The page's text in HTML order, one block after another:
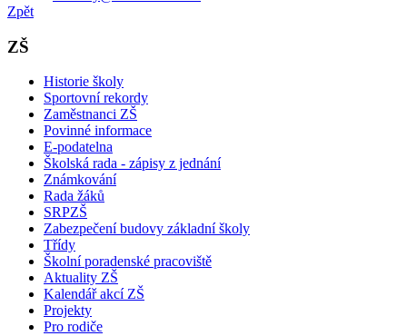
Zpět
ZŠ
Historie školy
Sportovní rekordy
Zaměstnanci ZŠ
Povinné informace
E-podatelna
Školská rada - zápisy z jednání
Známkování
Rada žáků
SRPZŠ
Zabezpečení budovy základní školy
Třídy
Školní poradenské pracoviště
Aktuality ZŠ
Kalendář akcí ZŠ
Projekty
Pro rodiče